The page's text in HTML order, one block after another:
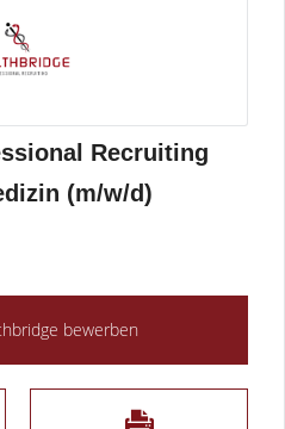
Recruiting
(m/w/d)